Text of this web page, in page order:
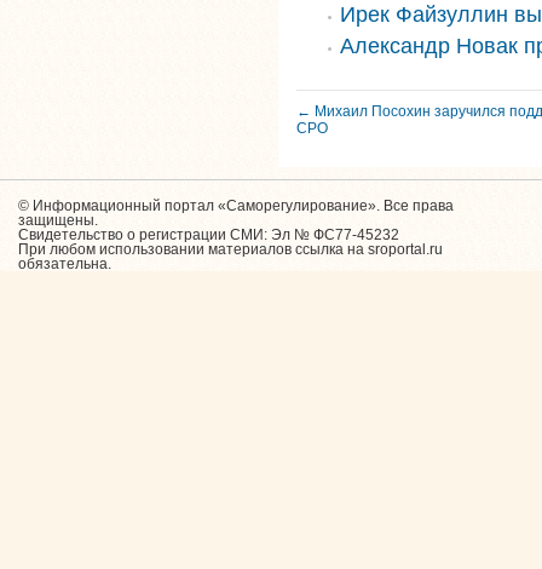
Ирек Файзуллин
Александр Новак
← Михаил Посохин заручился
СРО
© Информационный портал «Саморегулирование». Все права
защищены.
Свидетельство о регистрации СМИ: Эл № ФС77-45232
При любом использовании материалов ссылка на sroportal.ru
обязательна.